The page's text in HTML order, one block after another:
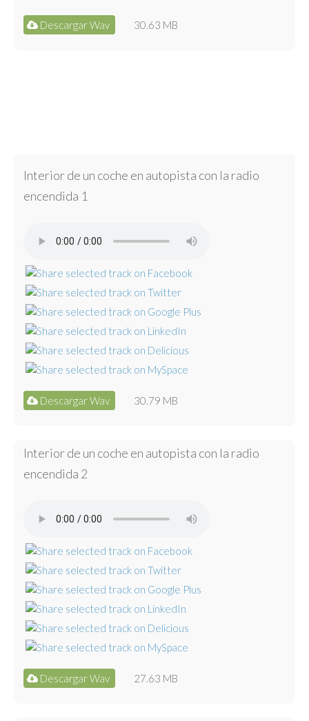
Descargar Wav 30.63 MB
Interior de un coche en autopista con la radio
encendida 1
Descargar Wav 30.79 MB
Interior de un coche en autopista con la radio
encendida 2
Descargar Wav 27.63 MB